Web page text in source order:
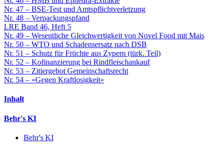
Nr. 47 – BSE-Test und Amtspflichtverletzung
Nr. 48 – Verpackungspfand
LRE Band 46, Heft 5
Nr. 49 – Wesentliche Gleichwertigkeit von Novel Food mit Mais
Nr. 50 – WTO und Schadensersatz nach DSB
Nr. 51 – Schutz für Früchte aus Zypern (türk. Teil)
Nr. 52 – Kofinanzierung bei Rindfleischankauf
Nr. 53 – Zitiergebot Gemeinschaftsrecht
Nr. 54 – »Gegen Kraftlosigkeit«
Inhalt
Behr's KI
Behr's KI